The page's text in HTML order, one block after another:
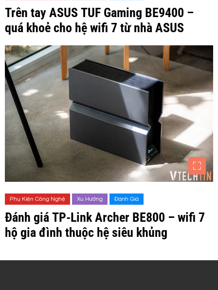
Trên tay ASUS TUF Gaming BE9400 –
quá khoẻ cho hệ wifi 7 từ nhà ASUS
Phụ Kiện Công Nghệ Xu Hướng Đánh Giá
Đánh giá TP-Link Archer BE800 – wifi 7
hộ gia đình thuộc hệ siêu khủng